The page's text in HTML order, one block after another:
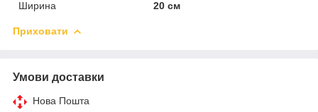
Ширина
20 см
Приховати
Умови доставки
Нова Пошта